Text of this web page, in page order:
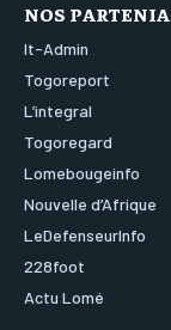
NOS
It-Admin
Togoreport
L’integral
Togoregard
Lomebougeinfo
Nouvelle d’Afrique
LeDefenseurInfo
228foot
Actu Lomé